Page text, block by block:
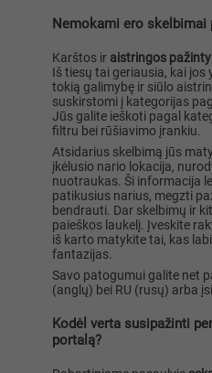
Nemokami ero
Karštos ir aistringos
Iš tiesų tai geriausia, kai jos
tokią galimybę ir siūlo
suskirstomi į kategorijas
Jūs galite ieškoti pagal
filtru bei rūšiavimo įrankiu.
Atsidarius skelbimą jūs
įkėlusio nario lokacija,
nuotraukas. Ši informacija
patikusius narius, megzti
bendrauti. Dar skelbimų ir
paieškos laukelį. Įveskite
iš karto matykite tai, kas
fantazijas.
Savo patogumui galite net
(anglų) bei RU (rusų) arba
Kodėl verta susipažinti
portalą?